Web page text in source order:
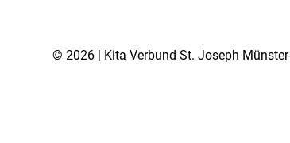
© 2026 | Kita Verbund St. Joseph